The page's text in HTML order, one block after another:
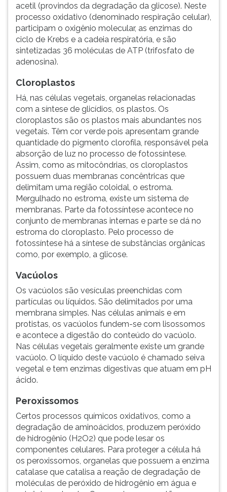
acetil (provindos da degradação da glicose). Neste
processo oxidativo (denominado respiração celular),
participam o oxigênio molecular, as enzimas do
ciclo de Krebs e a cadeia respiratória, e são
sintetizadas 36 moléculas de ATP (trifosfato de
adenosina).
Cloroplastos
Há, nas células vegetais, organelas relacionadas
com a síntese de glicídios, os plastos. Os
cloroplastos são os plastos mais abundantes nos
vegetais. Têm cor verde pois apresentam grande
quantidade do pigmento clorofila, responsável pela
absorção de luz no processo de fotossíntese.
Assim, como as mitocôndrias, os cloroplastos
possuem duas membranas concêntricas que
delimitam uma região coloidal, o estroma.
Mergulhado no estroma, existe um sistema de
membranas. Parte da fotossíntese acontece no
conjunto de membranas internas e parte se dá no
estroma do cloroplasto. Pelo processo de
fotossíntese há a síntese de substâncias orgânicas
como, por exemplo, a glicose.
Vacúolos
Os vacúolos são vesículas preenchidas com
partículas ou líquidos. São delimitados por uma
membrana simples. Nas células animais e em
protistas, os vacúolos fundem-se com lisossomos
e acontece a digestão do conteúdo do vacúolo.
Nas células vegetais geralmente existe um grande
vacúolo. O líquido deste vacúolo é chamado seiva
vegetal e tem enzimas digestivas que atuam em pH
ácido.
Peroxissomos
Certos processos químicos oxidativos, como a
degradação de aminoácidos, produzem peróxido
de hidrogênio (H2O2) que pode lesar os
componentes celulares. Para proteger a célula há
os peroxissomos, organelas que possuem a enzima
catalase que catalisa a reação de degradação de
moléculas de peróxido de hidrogênio em água e